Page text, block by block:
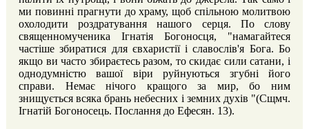
ми повинні прагнути до храму, щоб спільною молитвою
охолодити роздратування нашого серця. По слову
священномученика Ігнатія Богоносця, "намагайтеся
частіше збиратися для євхаристії і славослів'я Бога. Бо
якщо ви часто збираєтесь разом, то скидає сили сатани, і
однодумністю вашої віри руйнуються згубні його
справи. Немає нічого кращого за мир, бо ним
знищується всяка брань небесних і земних духів "(Сщмч.
Ігнатій Богоносець. Послання до Ефесян. 13).